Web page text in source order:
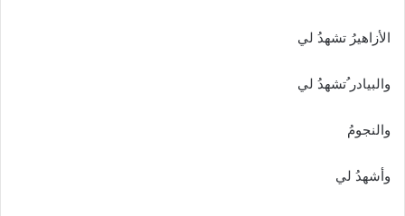
الأزاهيرُ تشهدُ لي
والبيادر ُتشهدُ لي
والنجومُ
وأشهدُ لي